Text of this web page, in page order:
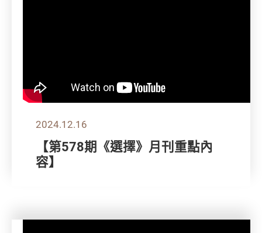
2024.12.16
【第578期《選擇》月刊重點內
容】